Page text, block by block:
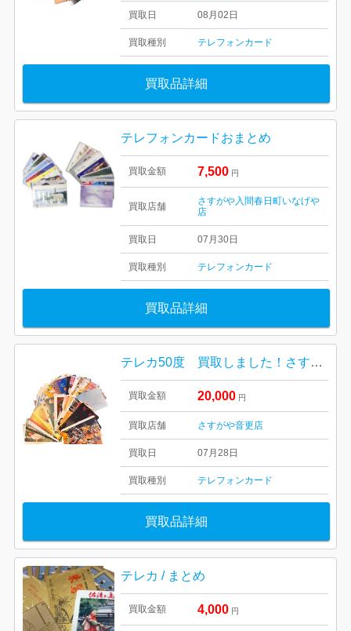
買取日 08月02日
買取種別 テレフォンカード
買取品詳細
テレフォンカードおまとめ
買取金額 7,500 円
買取店舗
さすがや入間春日町いなげや
店
買取日 07月30日
買取種別 テレフォンカード
買取品詳細
テレカ50度 買取しました！さすがや音更店
買取金額 20,000 円
買取店舗 さすがや音更店
買取日 07月28日
買取種別 テレフォンカード
買取品詳細
テレカ / まとめ
買取金額 4,000 円